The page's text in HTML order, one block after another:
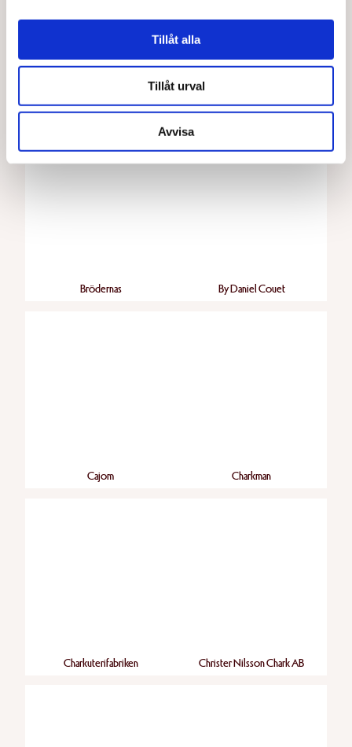
Tillåt alla
Tillåt urval
Avvisa
Blomsterlandet Boalts Bröd
Brödernas By Daniel Couet
Cajom Charkman
Charkuterifabriken Christer Nilsson Chark AB